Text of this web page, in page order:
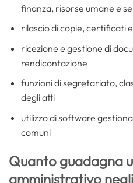
finanza, risorse umane e
rilascio di copie, certificati
ricezione e gestione di
rendicontazione
funzioni di segretariato,
degli atti
utilizzo di software
comuni
Quanto guadagna
amministrativo